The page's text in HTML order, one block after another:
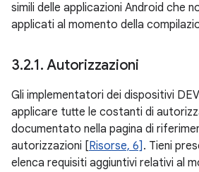
simili delle applicazioni Android che
applicati al momento della
3.2.1. Autorizzazioni
Gli implementatori dei dispositivi
applicare tutte le costanti di
documentato nella pagina di
autorizzazioni [Risorse, 6] . Tieni
elenca requisiti aggiuntivi relativi al